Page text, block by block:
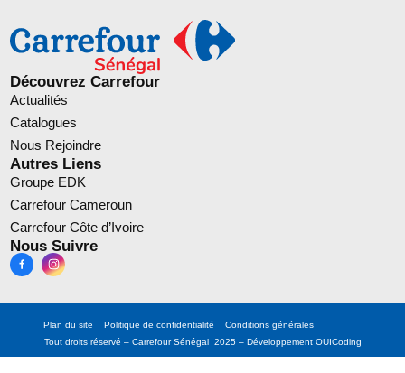
Découvrez Carrefour
Actualités
Catalogues
Nous Rejoindre
Autres Liens
Groupe EDK
Carrefour Cameroun
Carrefour Côte d’Ivoire
Nous Suivre
Plan du site Politique de confidentialité
Conditions générales
Tout droits réservé – Carrefour Sénégal 2025 – Développement OUICoding